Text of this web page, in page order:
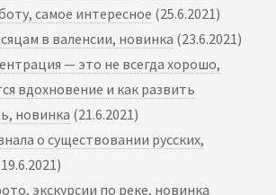
самое интересное (25.6.2021)
в валенсии, новинка (23.6.2021)
— это не всегда хорошо,
вдохновение и как развить
новинка (21.6.2021)
о существовании русских,
экскурсии по реке, новинка